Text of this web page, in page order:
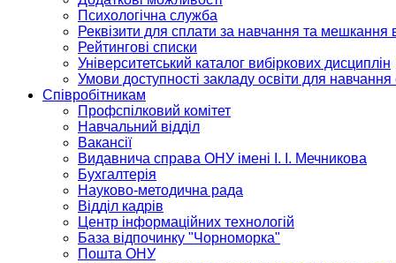
Психологічна служба
Реквізити для сплати за навчання та мешкання
Рейтингові списки
Університетський каталог вибіркових дисциплін
Умови доступності закладу освіти для
Співробітникам
Профспілковий комітет
Навчальний відділ
Вакансії
Видавнича справа ОНУ імені І. І. Мечникова
Бухгалтерія
Науково-методична рада
Відділ кадрів
Центр інформаційних технологій
База відпочинку "Чорноморка"
Пошта ОНУ